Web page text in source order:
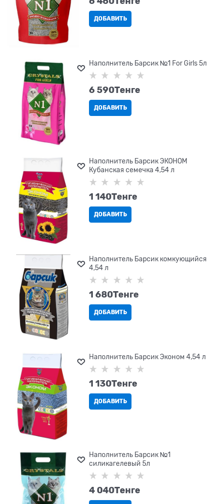
ДОБАВИТЬ
Наполнитель Барсик №1 For Girls 5л
6 590Tенге
ДОБАВИТЬ
Наполнитель Барсик ЭКОНОМ
Кубанская семечка 4,54 л
1 140Tенге
ДОБАВИТЬ
Наполнитель Барсик комкующийся
4,54 л
1 680Tенге
ДОБАВИТЬ
Наполнитель Барсик Эконом 4,54 л
1 130Tенге
ДОБАВИТЬ
Наполнитель Барсик №1
силикагелевый 5л
4 040Tенге